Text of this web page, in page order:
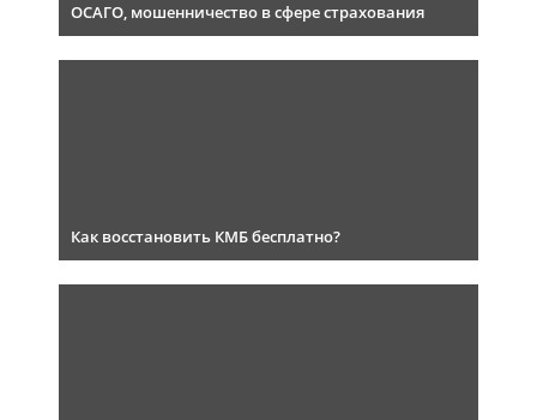
ОСАГО, мошенничество в сфере страхования
Как восстановить КМБ бесплатно?